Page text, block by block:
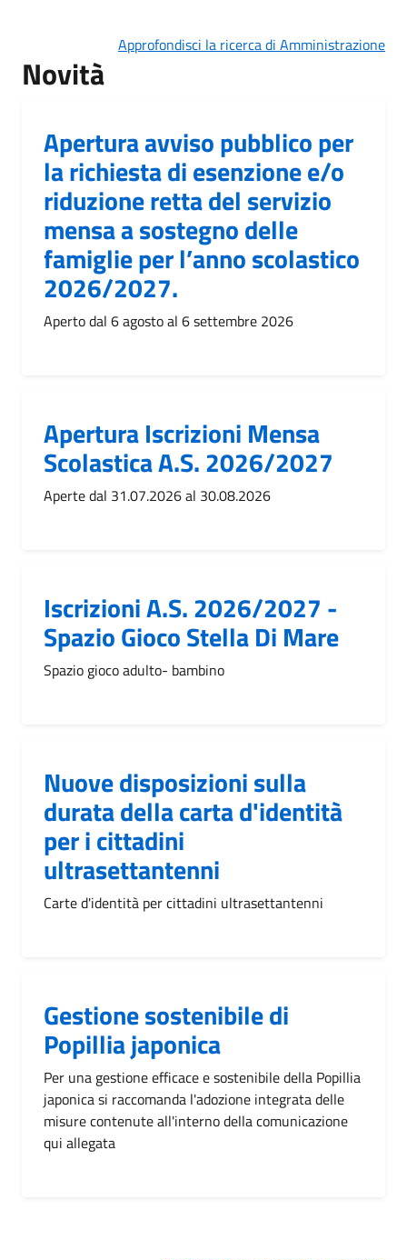
Approfondisci la ricerca di Amministrazione
Novità
Apertura avviso pubblico per
la richiesta di esenzione e/o
riduzione retta del servizio
mensa a sostegno delle
famiglie per l’anno scolastico
2026/2027.
Aperto dal 6 agosto al 6 settembre 2026
Apertura Iscrizioni Mensa
Scolastica A.S. 2026/2027
Aperte dal 31.07.2026 al 30.08.2026
Iscrizioni A.S. 2026/2027 -
Spazio Gioco Stella Di Mare
Spazio gioco adulto- bambino
Nuove disposizioni sulla
durata della carta d'identità
per i cittadini
ultrasettantenni
Carte d'identità per cittadini ultrasettantenni
Gestione sostenibile di
Popillia japonica
Per una gestione efficace e sostenibile della Popillia
japonica si raccomanda l'adozione integrata delle
misure contenute all'interno della comunicazione
qui allegata